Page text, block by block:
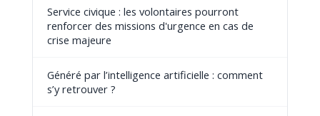
Service civique : les volontaires pourront
renforcer des missions d'urgence en cas de
crise majeure
Généré par l’intelligence artificielle : comment
s’y retrouver ?